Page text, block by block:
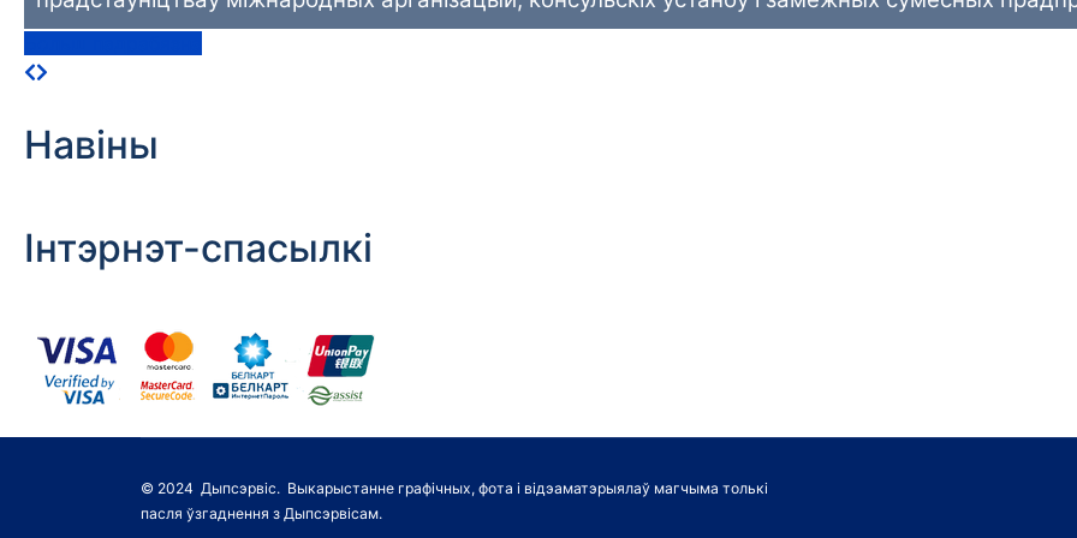
Навiны
Iнтэрнэт-спасылкі
© 2024 Дыпсэрвіс. Выкарыстанне графічных, фота і відэаматэрыялаў магчыма толькі
пасля ўзгаднення з Дыпсэрвісам.